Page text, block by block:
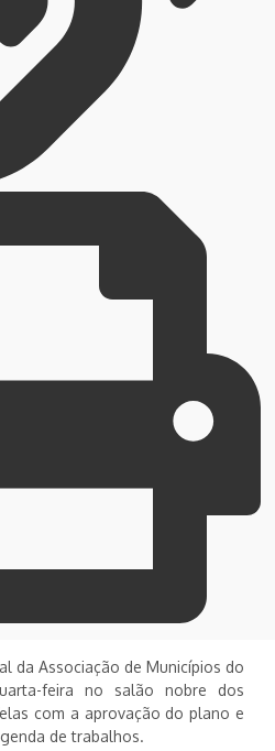
da Associação de Municípios do
feira no salão nobre dos
com a aprovação do plano e
de trabalhos.